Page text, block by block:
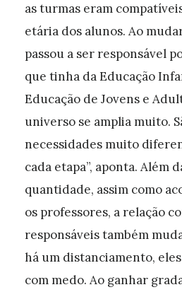
as turmas eram
etária dos alunos. Ao
passou a ser responsável
que tinha da Educação
Educação de Jovens e
universo se amplia muito.
necessidades muito
cada etapa”, aponta. Além
quantidade, assim como
os professores, a relação
responsáveis também
há um distanciamento,
com medo. Ao ganhar